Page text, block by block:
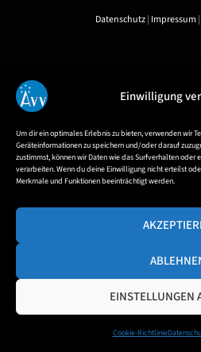
Einwilligung
Um dir ein optimales Erlebnis zu bieten, verwenden wir
Geräteinformationen zu speichern und/oder darauf
zustimmst, können wir Daten wie das Surfverhalten oder
verarbeiten. Wenn du deine Einwilligung nicht erteilst
Merkmale und Funktionen beeinträchtigt werden.
EINSTELLUNGEN
Cookie-Richtlinie
Datenschutz| Impressum |